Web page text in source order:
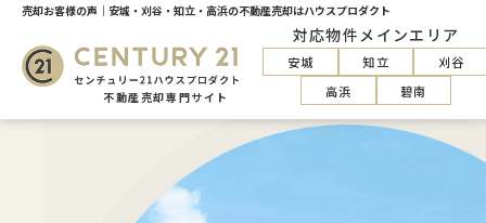
売却お客様の声｜安城・刈谷・知立・高浜の不動産売却はハウスプロダクト
対応物件メインエリア
安城 知立
刈谷
高浜
碧南